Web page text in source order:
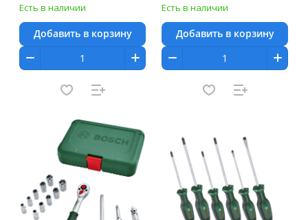
Есть в наличии
Добавить в корзину
Есть в наличии
Добавить в корзину